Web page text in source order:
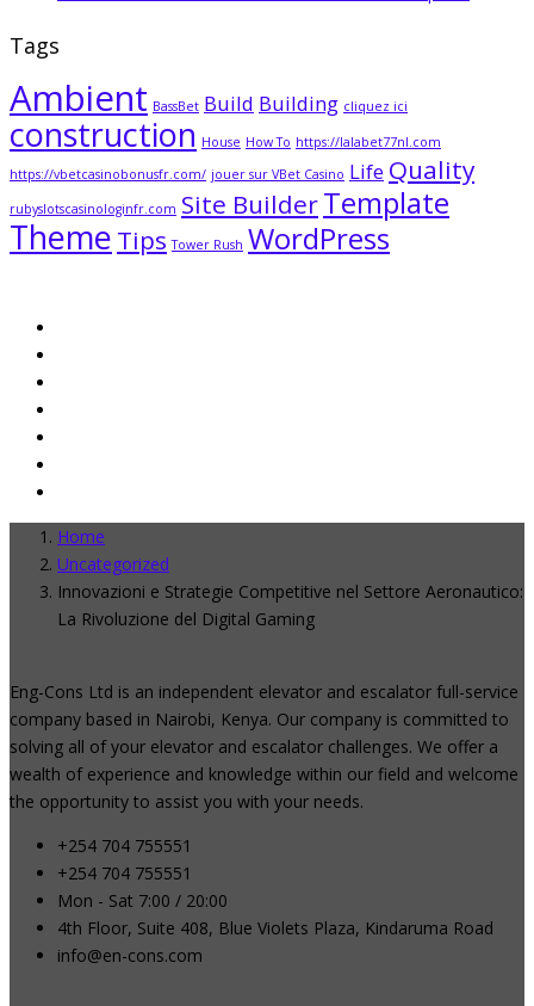
Tags
Ambient BassBet Build Building cliquez ici
construction House How To https://lalabet77nl.com
https://vbetcasinobonusfr.com/ jouer sur VBet Casino Life Quality
rubyslotscasinologinfr.com Site BuilderTemplate
Theme Tips Tower Rush WordPress
Home
Uncategorized
Innovazioni e Strategie Competitive nel Settore Aeronautico:
La Rivoluzione del Digital Gaming
Eng-Cons Ltd is an independent elevator and escalator full-service
company based in Nairobi, Kenya. Our company is committed to
solving all of your elevator and escalator challenges. We offer a
wealth of experience and knowledge within our field and welcome
the opportunity to assist you with your needs.
+254 704 755551
+254 704 755551
Mon - Sat 7:00 / 20:00
4th Floor, Suite 408, Blue Violets Plaza, Kindaruma Road
info@en-cons.com